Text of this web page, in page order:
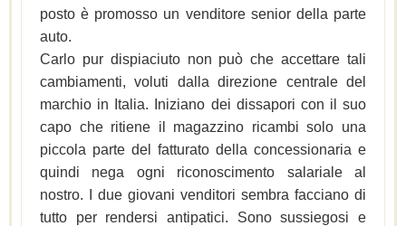
posto è promosso un venditore senior della parte
auto.
Carlo pur dispiaciuto non può che accettare tali
cambiamenti, voluti dalla direzione centrale del
marchio in Italia. Iniziano dei dissapori con il suo
capo che ritiene il magazzino ricambi solo una
piccola parte del fatturato della concessionaria e
quindi nega ogni riconoscimento salariale al
nostro. I due giovani venditori sembra facciano di
tutto per rendersi antipatici. Sono sussiegosi e